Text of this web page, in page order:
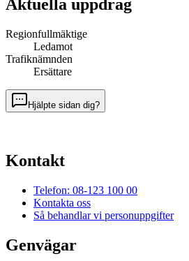
Aktuella uppdrag
Regionfullmäktige
Ledamot
Trafiknämnden
Ersättare
Hjälpte sidan dig?
Kontakt
Telefon: 08-123 100 00
Kontakta oss
Så behandlar vi personuppgifter
Genvägar